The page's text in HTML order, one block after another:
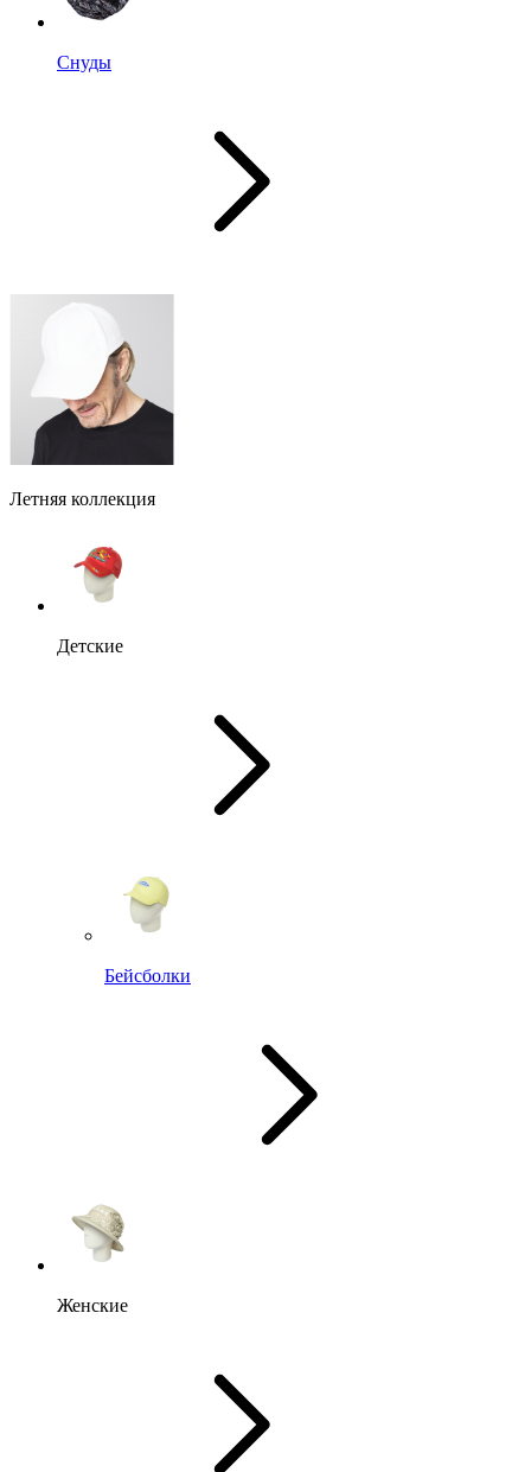
Снуды
Летняя коллекция
Детские
Бейсболки
Женские